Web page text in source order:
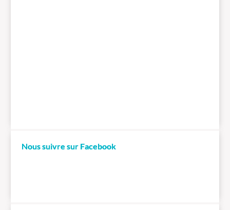
Nous suivre sur Facebook